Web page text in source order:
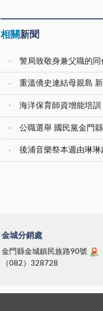
相關新聞
警局致敬身兼父職的同
重溫僑史連結母親島
海洋保育師資增能培
公職選舉 國民黨金門
後浦音樂祭本週由琳琳
金城分銷處
金門縣金城鎮民族路90號
（082）328728